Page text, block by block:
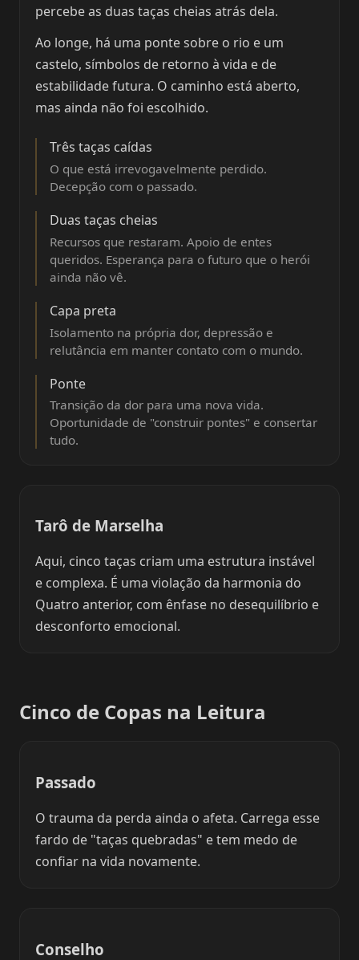
percebe as duas taças cheias atrás dela.
Ao longe, há uma ponte sobre o rio e um
castelo, símbolos de retorno à vida e de
estabilidade futura. O caminho está aberto,
mas ainda não foi escolhido.
Três taças caídas
O que está irrevogavelmente perdido.
Decepção com o passado.
Duas taças cheias
Recursos que restaram. Apoio de entes
queridos. Esperança para o futuro que o herói
ainda não vê.
Capa preta
Isolamento na própria dor, depressão e
relutância em manter contato com o mundo.
Ponte
Transição da dor para uma nova vida.
Oportunidade de "construir pontes" e consertar
tudo.
Tarô de Marselha
Aqui, cinco taças criam uma estrutura instável
e complexa. É uma violação da harmonia do
Quatro anterior, com ênfase no desequilíbrio e
desconforto emocional.
Cinco de Copas na Leitura
Passado
O trauma da perda ainda o afeta. Carrega esse
fardo de "taças quebradas" e tem medo de
confiar na vida novamente.
Conselho